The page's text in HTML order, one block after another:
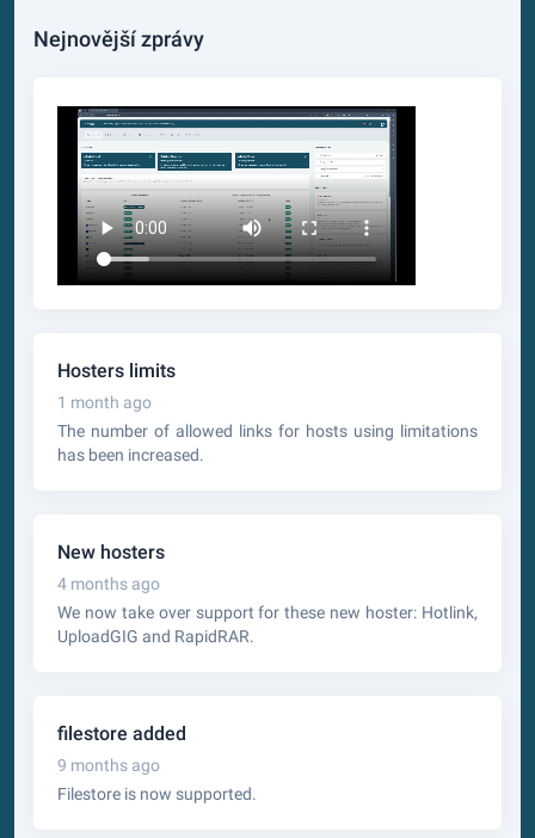
Nejnovější zprávy
Hosters limits
1 month ago
The number of allowed links for hosts using limitations
has been increased.
New hosters
4 months ago
We now take over support for these new hoster: Hotlink,
UploadGIG and RapidRAR.
filestore added
9 months ago
Filestore is now supported.